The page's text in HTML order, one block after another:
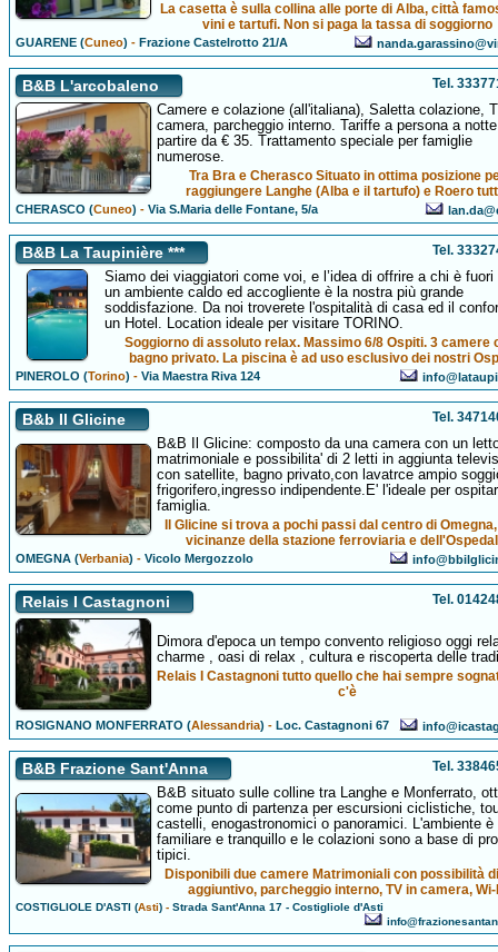
La casetta è sulla collina alle porte di Alba, città
vini e tartufi. Non si paga la tassa di soggiorno
GUARENE (Cuneo) -Frazione Castelrotto 21/A
B&B L'arcobaleno Tel.
Camere e colazione (all'italiana), Saletta colazione,
camera, parcheggio interno. Tariffe a persona a
partire da € 35. Trattamento speciale per famiglie
numerose.
Tra Bra e Cherasco Situato in ottima posizione
raggiungere Langhe (Alba e il tartufo) e Roero
CHERASCO (Cuneo) -Via S.Maria delle Fontane, 5/a
B&B La Taupinière *** Tel.
Siamo dei viaggiatori come voi, e l’idea di offrire a chi è fuori
un ambiente caldo ed accogliente è la nostra più grande
soddisfazione. Da noi troverete l'ospitalità di casa ed il
un Hotel. Location ideale per visitare TORINO.
Soggiorno di assoluto relax. Massimo 6/8 Ospiti. 3 camere
bagno privato. La piscina è ad uso esclusivo dei nostri
PINEROLO (Torino) -Via Maestra Riva 124
B&b Il Glicine Tel.
B&B Il Glicine: composto da una camera con un
matrimoniale e possibilita' di 2 letti in aggiunta
con satellite, bagno privato,con lavatrce ampio
frigorifero,ingresso indipendente.E' l'ideale per
famiglia.
Il Glicine si trova a pochi passi dal centro di
vicinanze della stazione ferroviaria e
OMEGNA (Verbania) -Vicolo Mergozzolo
Relais I Castagnoni Tel.
Dimora d'epoca un tempo convento religioso oggi
charme , oasi di relax , cultura e riscoperta delle
Relais I Castagnoni tutto quello che hai sempre
c'è
ROSIGNANO MONFERRATO (Alessandria) -Loc. Castagnoni 67
B&B Frazione Sant'Anna Tel.
B&B situato sulle colline tra Langhe e Monferrato,
come punto di partenza per escursioni ciclistiche,
castelli, enogastronomici o panoramici. L'ambiente è
familiare e tranquillo e le colazioni sono a base di
tipici.
Disponibili due camere Matrimoniali con possibilità
aggiuntivo, parcheggio interno, TV in camera, Wi-
COSTIGLIOLE D'ASTI (Asti) -Strada Sant'Anna 17 - Costigliole d'Asti